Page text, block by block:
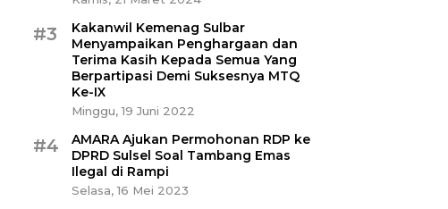
#3
Kakanwil Kemenag Sulbar
Menyampaikan Penghargaan dan
Terima Kasih Kepada Semua Yang
Berpartipasi Demi Suksesnya MTQ
Ke-IX
Minggu, 19 Juni 2022
#4
AMARA Ajukan Permohonan RDP ke
DPRD Sulsel Soal Tambang Emas
Ilegal di Rampi
Selasa, 16 Mei 2023